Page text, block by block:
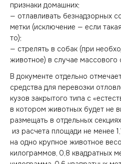
признаки домашних;
— отлавливать безнадзорных
метки (исключение — если
то);
— стрелять в собак (при
животное) в случае массового
В документе отдельно
средства для перевозки
кузов закрытого типа с
в котором животных будет не
размещать в отдельных
из расчета площади не менее
на одно крупное животное
килограммов, 0,8 квадратных